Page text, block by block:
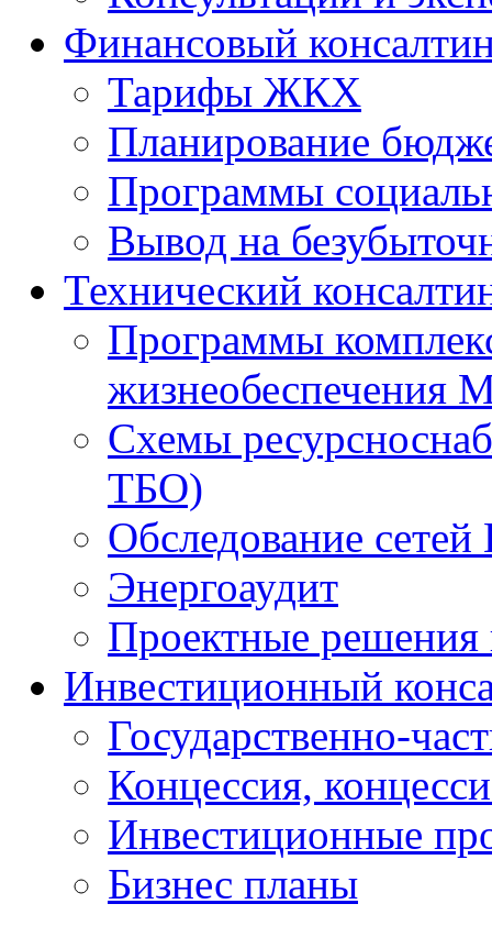
Финансовый
Тарифы ЖКХ
Планирование
Программы
Вывод на
Технический
Программы
жизнеобеспечения
Схемы
ТБО)
Обследование
Энергоаудит
Проектные решения
Инвестиционный
Государственно-
Концессия,
Инвестиционные
Бизнес планы